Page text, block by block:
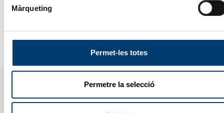
Màrqueting
Permet-les totes
Permetre la selecció
Altres serveis